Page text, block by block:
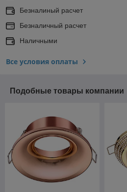
Безналиный расчет
Безналичный расчет
Наличными
Все условия оплаты
Подобные товары компании